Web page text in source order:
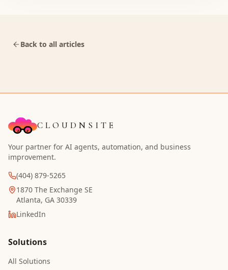
Back to all articles
CLOUDNSITE
Your partner for AI agents, automation, and business
improvement.
(404) 879-5265
1870 The Exchange SE
Atlanta, GA 30339
LinkedIn
Solutions
All Solutions